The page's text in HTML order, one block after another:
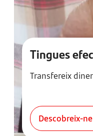
Tingues
Transfereix
Descobreix-